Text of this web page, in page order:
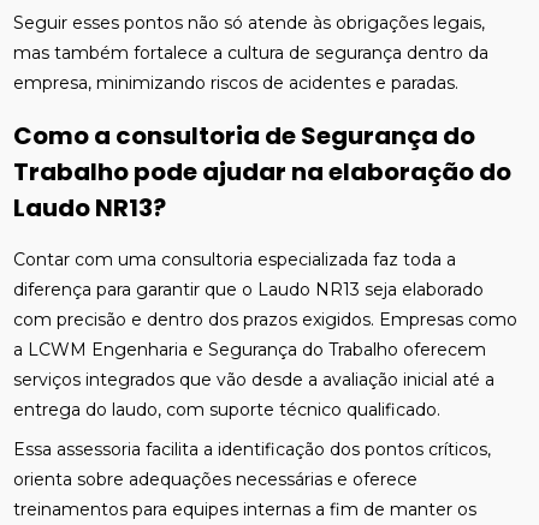
Seguir esses pontos não só atende às obrigações legais,
mas também fortalece a cultura de segurança dentro da
empresa, minimizando riscos de acidentes e paradas.
Como a consultoria de Segurança do
Trabalho pode ajudar na elaboração do
Laudo NR13?
Contar com uma consultoria especializada faz toda a
diferença para garantir que o Laudo NR13 seja elaborado
com precisão e dentro dos prazos exigidos. Empresas como
a LCWM Engenharia e Segurança do Trabalho oferecem
serviços integrados que vão desde a avaliação inicial até a
entrega do laudo, com suporte técnico qualificado.
Essa assessoria facilita a identificação dos pontos críticos,
orienta sobre adequações necessárias e oferece
treinamentos para equipes internas a fim de manter os